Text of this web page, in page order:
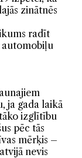
zinātnēs
radīt
automobiļu
ja gada laikā
izglītību
pēc tās
mērķis –
nevis